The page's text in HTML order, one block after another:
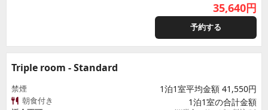
35,640円
予約する
Triple room - Standard
禁煙
朝食付き
1泊1室平均金額 41,550円
1泊1室の合計金額